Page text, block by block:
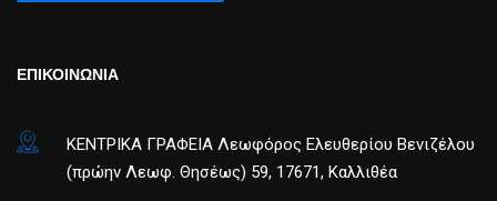
ΕΠΙΚΟΙΝΩΝΙΑ
ΚΕΝΤΡΙΚΑ ΓΡΑΦΕΙΑ Λεωφόρος Ελευθερίου Βενιζέλου
(πρώην Λεωφ. Θησέως) 59, 17671, Καλλιθέα